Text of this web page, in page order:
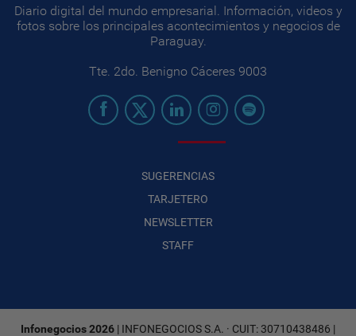
Diario digital del mundo empresarial. Información, videos y
fotos sobre los principales acontecimientos y negocios de
Paraguay.
Tte. 2do. Benigno Cáceres 9003
SUGERENCIAS
TARJETERO
NEWSLETTER
STAFF
Infonegocios 2026 | INFONEGOCIOS S.A. · CUIT: 30710438486 |